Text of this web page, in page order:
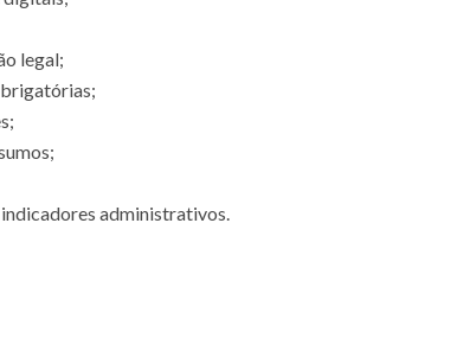
legal;
administrativos.